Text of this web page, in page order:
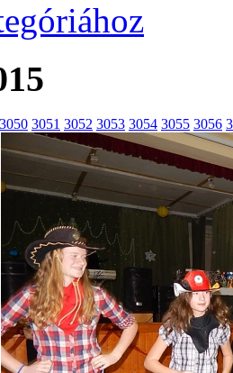
3050 3051 3052 3053 3054 3055 3056